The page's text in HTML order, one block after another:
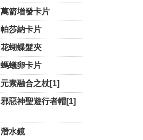
萬箭增發卡片
帕莎納卡片
花蝴蝶髮夾
螞蟻卵卡片
元素融合之杖[1]
邪惡神聖遊行者帽[1]
潛水鏡